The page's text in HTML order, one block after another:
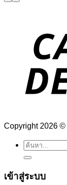
Copyright 2026 ©
ค้นหา:
เข้าสู่ระบบ